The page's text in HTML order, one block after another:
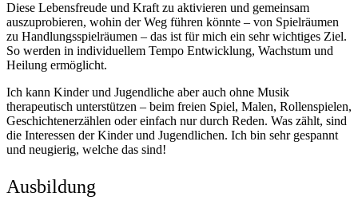
Diese Lebensfreude und Kraft zu aktivieren und gemeinsam
auszuprobieren, wohin der Weg führen könnte – von Spielräumen
zu Handlungsspielräumen – das ist für mich ein sehr wichtiges Ziel.
So werden in individuellem Tempo Entwicklung, Wachstum und
Heilung ermöglicht.
Ich kann Kinder und Jugendliche aber auch ohne Musik
therapeutisch unterstützen – beim freien Spiel, Malen, Rollenspielen,
Geschichtenerzählen oder einfach nur durch Reden. Was zählt, sind
die Interessen der Kinder und Jugendlichen. Ich bin sehr gespannt
und neugierig, welche das sind!
Ausbildung